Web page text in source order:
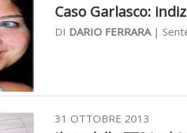
Caso Garlasco:
DI DARIO FERRARA|
31 OTTOBRE 2013